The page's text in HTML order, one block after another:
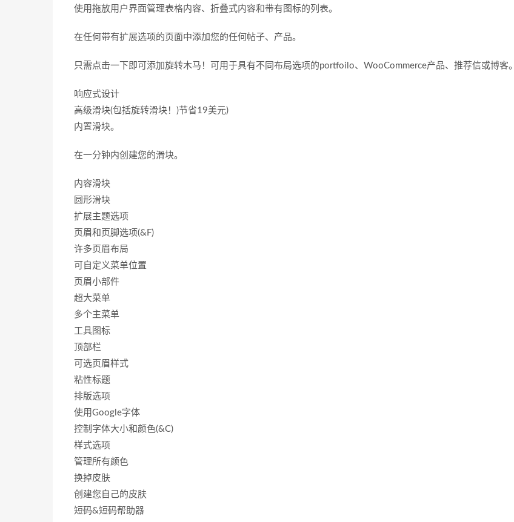
使用拖放用户界面管理表格内容、折叠式内容和带有图标的列表。
在任何带有扩展选项的页面中添加您的任何帖子、产品。
只需点击一下即可添加旋转木马！可用于具有不同布局选项的portfoilo、WooCommerce产品、推荐信或博客。
响应式设计
高级滑块(包括旋转滑块！)节省19美元)
内置滑块。
在一分钟内创建您的滑块。
内容滑块
圆形滑块
扩展主题选项
页眉和页脚选项(&F)
许多页眉布局
可自定义菜单位置
页眉小部件
超大菜单
多个主菜单
工具图标
顶部栏
可选页眉样式
粘性标题
排版选项
使用Google字体
控制字体大小和颜色(&C)
样式选项
管理所有颜色
换掉皮肤
创建您自己的皮肤
短码&短码帮助器